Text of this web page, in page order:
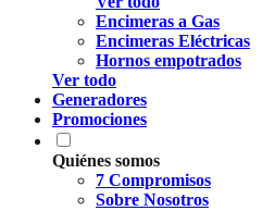
Encimeras a Gas
Encimeras Eléctricas
Hornos empotrados
Ver todo
Generadores
Promociones
Quiénes somos
7 Compromisos
Sobre Nosotros